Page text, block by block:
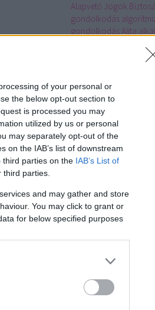
of your personal or
the below opt-out section to
is processed you may
utilized by us or personal
may separately opt-out of the
on the IAB’s list of downstream
third parties on the IAB’s List of
parties.
and may gather and store
You may click to grant or
for below specified purposes
Alapvető Jogok
gondolkodás
gondolkodásAlita
Alternatív
Andrássy út
Macintoshapplikáció
Archonarculat
Art SelfieASEAN
aszteroida bányászat
áthallás átlagolás
reality automatizálás
Sector bakancslista
beállításBeersonic
bekövet Berni
HumanBe Social
Biztonságos Internet
Blown Away Guy
Zoltánbója
Paszternek
Boston